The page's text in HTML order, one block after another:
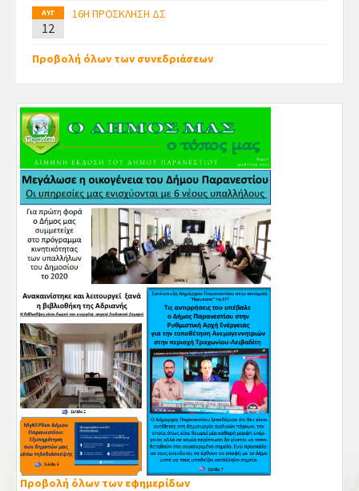
ΑΥΓ
12
16Η ΠΡΟΣΚΛΗΣΗ ΔΣ
Προβολή όλων των συνεδριάσεων
Προβολή όλων των εφημερίδων